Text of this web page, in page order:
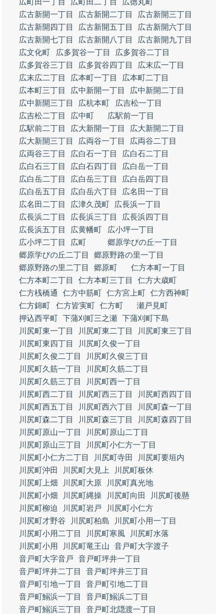
広町田一丁目 広町田二丁目
広徳丸町
広古新開一丁目
広古新開二丁目
広古新開三丁目
広古新開四丁目
広古新開五丁目
広古新開六丁目
広古新開七丁目
広古新開八丁目
広古新開九丁目
広文化町
広多賀谷一丁目
広多賀谷二丁目
広多賀谷三丁目
広多賀谷四丁目
広末広一丁目
広末広二丁目
広本町一丁目
広本町二丁目
広本町三丁目
広中新開一丁目
広中新開二丁目
広中新開三丁目
広杭本町
広吉松一丁目
広吉松二丁目
広中町
広駅前一丁目
広駅前二丁目
広大新開一丁目
広大新開二丁目
広大新開三丁目
広両谷一丁目
広両谷二丁目
広両谷三丁目
広白石一丁目
広白石二丁目
広白石三丁目
広白石四丁目
広白岳一丁目
広白岳二丁目
広白岳三丁目
広白岳四丁目
広白岳五丁目
広白岳六丁目
広名田一丁目
広名田二丁目
広津久茂町
広長浜一丁目
広長浜二丁目
広長浜三丁目
広長浜四丁目
広長浜五丁目
広黄幡町
広小坪一丁目
広小坪二丁目
広町
郷原学びの丘一丁目
郷原学びの丘二丁目
郷原野路の里一丁目
郷原野路の里二丁目
郷原町
仁方本町一丁目
仁方本町二丁目
仁方本町三丁目
仁方大歳町
仁方桟橋通
仁方中筋町 仁方宮上町 仁方西神町
仁方錦町
仁方皆実町 仁方町
瀬戸見町
押込西平町 下蒲刈町三之瀬 下蒲刈町下島
川尻町東一丁目
川尻町東二丁目
川尻町東三丁目
川尻町東四丁目
川尻町久俊一丁目
川尻町久俊二丁目
川尻町久俊三丁目
川尻町久筋一丁目
川尻町久筋二丁目
川尻町久筋三丁目
川尻町西一丁目
川尻町西二丁目
川尻町西三丁目
川尻町西四丁目
川尻町西五丁目
川尻町西六丁目
川尻町森一丁目
川尻町森二丁目
川尻町森三丁目
川尻町森四丁目
川尻町原山一丁目
川尻町原山二丁目
川尻町原山三丁目
川尻町小仁方一丁目
川尻町小仁方二丁目
川尻町寺田
川尻町要垣内
川尻町沖田
川尻町大見上
川尻町板休
川尻町上畑
川尻町大原
川尻町真光地
川尻町小畑
川尻町縄操 川尻町向田
川尻町後懸
川尻町柳迫
川尻町岩戸
川尻町小仁方
川尻町才野谷
川尻町柏島
川尻町小用一丁目
川尻町小用二丁目
川尻町寒風
川尻町水落
川尻町小用
川尻町竜王山
音戸町大字渡子
音戸町大字音戸
音戸町坪井一丁目
音戸町坪井二丁目
音戸町坪井三丁目
音戸町引地一丁目
音戸町引地二丁目
音戸町鰯浜一丁目
音戸町鰯浜二丁目
音戸町鰯浜三丁目
音戸町北隠渡一丁目